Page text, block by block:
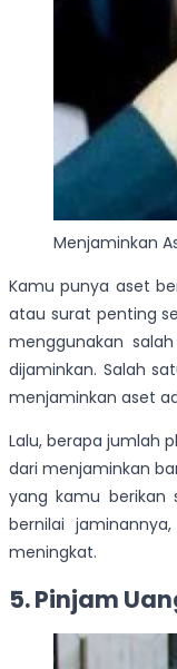
Menjaminkan
Kamu punya aset
atau surat penting
menggunakan
dijaminkan. Salah
menjaminkan aset
Lalu, berapa jumlah
dari menjaminkan
yang kamu berikan
bernilai
meningkat.
5. Pinjam